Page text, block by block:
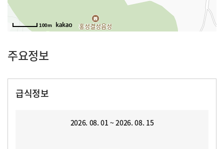
100m
주요정보
급식정보
2026. 08. 01 ~ 2026. 08. 15